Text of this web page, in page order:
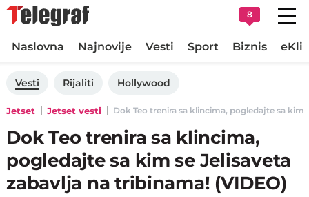
8
Naslovna Najnovije Vesti Sport Biznis
Vesti Rijaliti Hollywood
Jetset Jetset vesti Dok Teo trenira sa klincima, pogledajte sa kim
Dok Teo trenira sa klincima,
pogledajte sa kim se Jelisaveta
zabavlja na tribinama! (VIDEO)